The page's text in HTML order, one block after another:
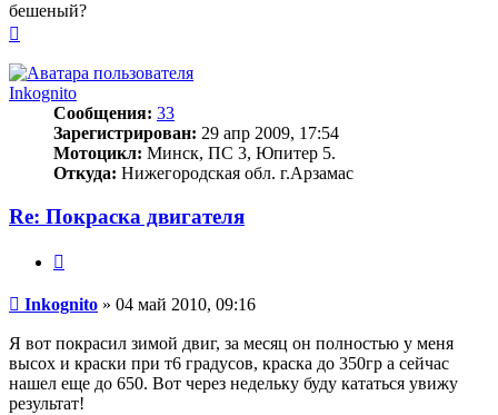
бешеный?
началу
Inkognito
Сообщения: 33
Зарегистрирован: 29 апр 2009, 17:54
Мотоцикл: Минск, ПС 3, Юпитер 5.
Откуда: Нижегородская обл. г.Арзамас
Re: Покраска двигателя
Сообщение
Inkognito » 04 май 2010, 09:16
Я вот покрасил зимой двиг, за месяц он полностью у меня
высох и краски при т6 градусов, краска до 350гр а сейчас
нашел еще до 650. Вот через недельку буду кататься увижу
результат!